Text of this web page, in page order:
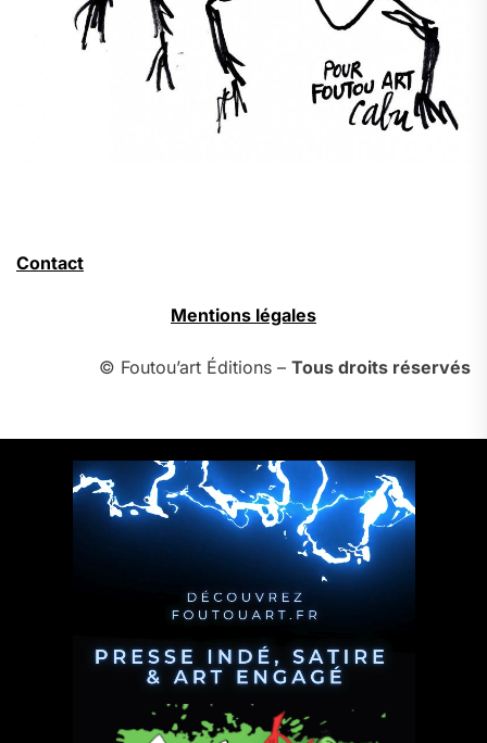
Contact
Mentions légales
© Foutou’art Éditions – Tous droits réservés